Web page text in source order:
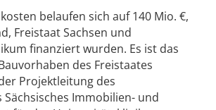
belaufen sich auf 140 Mio. €,
Freistaat Sachsen und
finanziert wurden. Es ist das
des Freistaates
Projektleitung des
Immobilien- und